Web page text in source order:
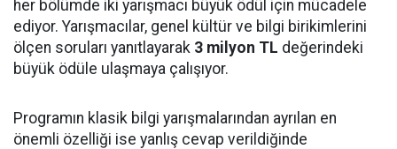
her bölümde iki yarışmacı büyük ödül için mücadele
ediyor. Yarışmacılar, genel kültür ve bilgi birikimlerini
ölçen soruları yanıtlayarak 3 milyon TL değerindeki
büyük ödüle ulaşmaya çalışıyor.
Programın klasik bilgi yarışmalarından ayrılan en
önemli özelliği ise yanlış cevap verildiğinde